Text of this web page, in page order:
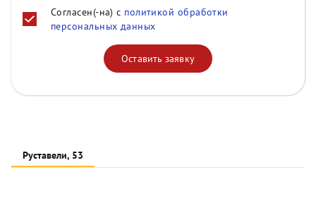
Согласен(-на) с политикой обработки
персональных данных
Оставить заявку
Руставели, 53